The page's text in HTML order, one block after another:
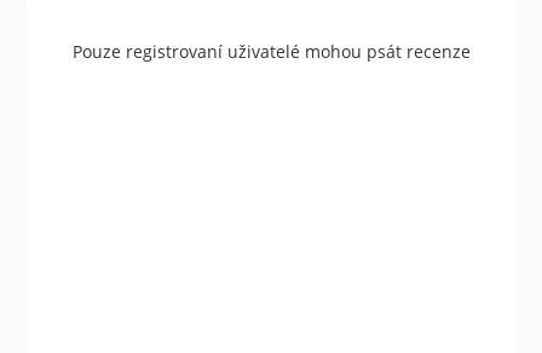
Pouze registrovaní uživatelé mohou psát recenze